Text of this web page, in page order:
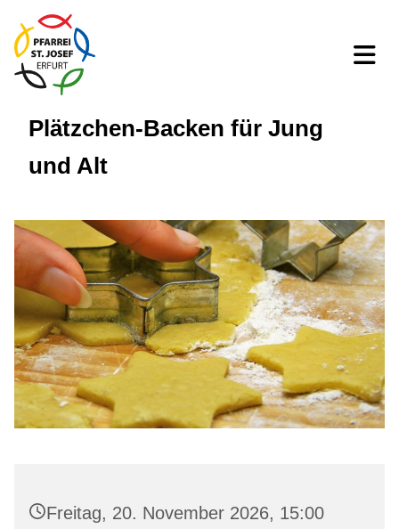
Plätzchen-Backen für Jung
und Alt
Freitag, 20. November 2026, 15:00